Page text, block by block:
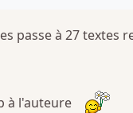
passe à 27 textes
à l'auteure